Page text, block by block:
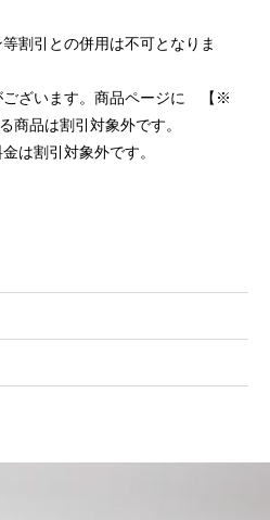
割引との併用は不可となりま
ございます。商品ページに 【※
品は割引対象外です。
は割引対象外です。